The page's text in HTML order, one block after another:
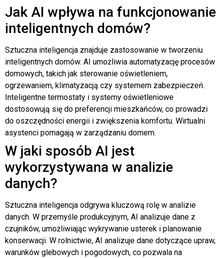
Jak AI wpływa na funkcjonowanie
inteligentnych domów?
Sztuczna inteligencja znajduje zastosowanie w tworzeniu
inteligentnych domów. AI umożliwia automatyzację procesów
domowych, takich jak sterowanie oświetleniem,
ogrzewaniem, klimatyzacją czy systemem zabezpieczeń.
Inteligentne termostaty i systemy oświetleniowe
dostosowują się do preferencji mieszkańców, co prowadzi
do oszczędności energii i zwiększenia komfortu. Wirtualni
asystenci pomagają w zarządzaniu domem.
W jaki sposób AI jest
wykorzystywana w analizie
danych?
Sztuczna inteligencja odgrywa kluczową rolę w analizie
danych. W przemyśle produkcyjnym, AI analizuje dane z
czujników, umożliwiając wykrywanie usterek i planowanie
konserwacji. W rolnictwie, AI analizuje dane dotyczące upraw,
warunków glebowych i pogodowych, co pozwala na